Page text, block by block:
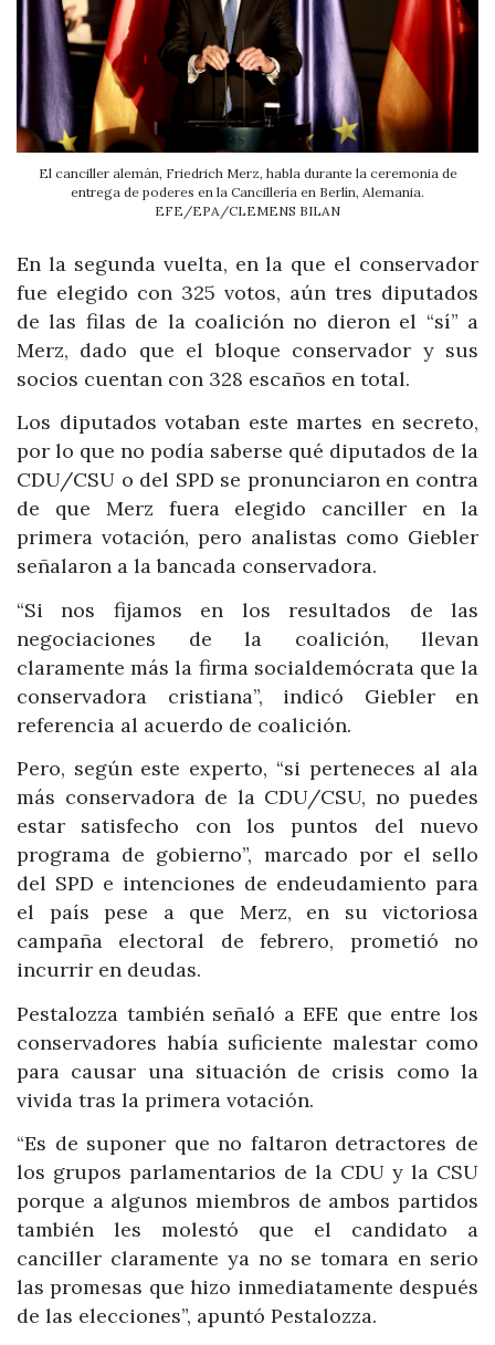
El canciller alemán, Friedrich Merz, habla durante la ceremonia de
entrega de poderes en la Cancillería en Berlín, Alemania.
EFE/EPA/CLEMENS BILAN
En la segunda vuelta, en la que el conservador
fue elegido con 325 votos, aún tres diputados
de las filas de la coalición no dieron el “sí” a
Merz, dado que el bloque conservador y sus
socios cuentan con 328 escaños en total.
Los diputados votaban este martes en secreto,
por lo que no podía saberse qué diputados de la
CDU/CSU o del SPD se pronunciaron en contra
de que Merz fuera elegido canciller en la
primera votación, pero analistas como Giebler
señalaron a la bancada conservadora.
“Si nos fijamos en los resultados de las
negociaciones de la coalición, llevan
claramente más la firma socialdemócrata que la
conservadora cristiana”, indicó Giebler en
referencia al acuerdo de coalición.
Pero, según este experto, “si perteneces al ala
más conservadora de la CDU/CSU, no puedes
estar satisfecho con los puntos del nuevo
programa de gobierno”, marcado por el sello
del SPD e intenciones de endeudamiento para
el país pese a que Merz, en su victoriosa
campaña electoral de febrero, prometió no
incurrir en deudas.
Pestalozza también señaló a EFE que entre los
conservadores había suficiente malestar como
para causar una situación de crisis como la
vivida tras la primera votación.
“Es de suponer que no faltaron detractores de
los grupos parlamentarios de la CDU y la CSU
porque a algunos miembros de ambos partidos
también les molestó que el candidato a
canciller claramente ya no se tomara en serio
las promesas que hizo inmediatamente después
de las elecciones”, apuntó Pestalozza.